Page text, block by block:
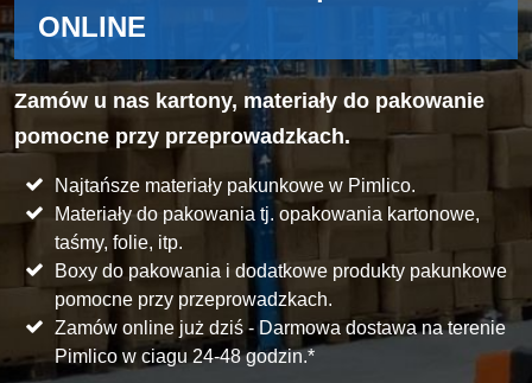
ONLINE
Zamów u nas kartony, materiały do pakowanie
pomocne przy przeprowadzkach.
Najtańsze materiały pakunkowe w Pimlico.
Materiały do pakowania tj. opakowania kartonowe,
taśmy, folie, itp.
Boxy do pakowania i dodatkowe produkty pakunkowe
pomocne przy przeprowadzkach.
Zamów online już dziś - Darmowa dostawa na terenie
Pimlico w ciagu 24-48 godzin.*